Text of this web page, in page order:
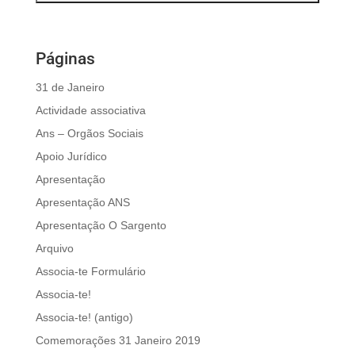
Páginas
31 de Janeiro
Actividade associativa
Ans – Orgãos Sociais
Apoio Jurídico
Apresentação
Apresentação ANS
Apresentação O Sargento
Arquivo
Associa-te Formulário
Associa-te!
Associa-te! (antigo)
Comemorações 31 Janeiro 2019